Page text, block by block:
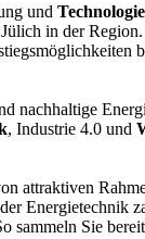
und
in der
nachhaltige
, Industrie 4.0 und
attraktiven
Energietechnik
sammeln Sie